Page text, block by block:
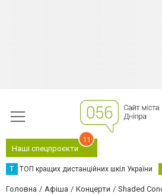
Наші спецпроєкти
11
Т ТОП кращих дистанційних шкіл України
Головна Афіша Концерти Shaded